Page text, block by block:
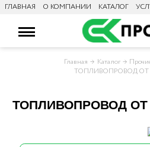
ГЛАВНАЯ О КОМПАНИИ КАТАЛОГ
Главная Каталог
ТОПЛИВОПРОВОД ОТ
ТОПЛИВОПРОВОД ОТ